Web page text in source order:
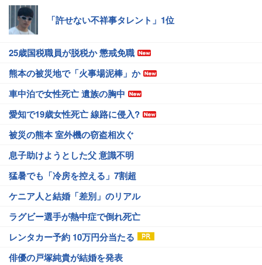
「許せない不祥事タレント」1位
25歳国税職員が脱税か 懲戒免職
熊本の被災地で「火事場泥棒」か
車中泊で女性死亡 遺族の胸中
愛知で19歳女性死亡 線路に侵入?
被災の熊本 室外機の窃盗相次ぐ
息子助けようとした父 意識不明
猛暑でも「冷房を控える」7割超
ケニア人と結婚「差別」のリアル
ラグビー選手が熱中症で倒れ死亡
レンタカー予約 10万円分当たる
俳優の戸塚純貴が結婚を発表